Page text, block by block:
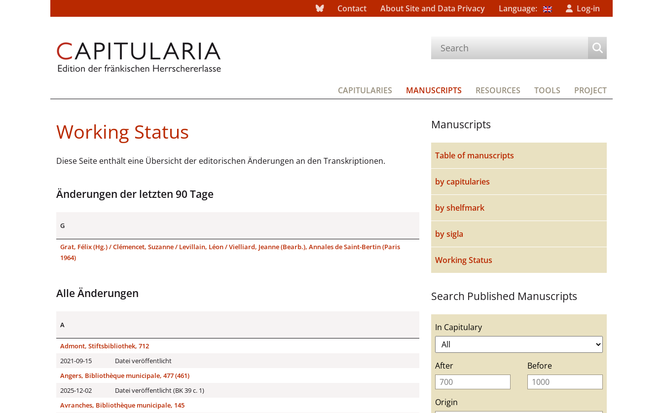
Contact About Site and Data Privacy Language: Log-in
CAPITULARIES MANUSCRIPTS RESOURCES TOOLS PROJECT
Manuscripts
Table of manuscripts
by capitularies
by shelfmark
by sigla
Working Status
Search Published Manuscripts
In Capitulary
After Before
Origin
Working Status
Diese Seite enthält eine Übersicht der editorischen Änderungen an den Transkriptionen.
Änderungen der letzten 90 Tage
G
Grat, Félix (Hg.) / Clémencet, Suzanne / Levillain, Léon / Vielliard, Jeanne (Bearb.), Annales de Saint-Bertin (Paris
1964)
Alle Änderungen
A
Admont, Stiftsbibliothek, 712
2021-09-15
Datei veröffentlicht
Angers, Bibliothèque municipale, 477 (461)
2025-12-02
Datei veröffentlicht (BK 39 c. 1)
Avranches, Bibliothèque municipale, 145